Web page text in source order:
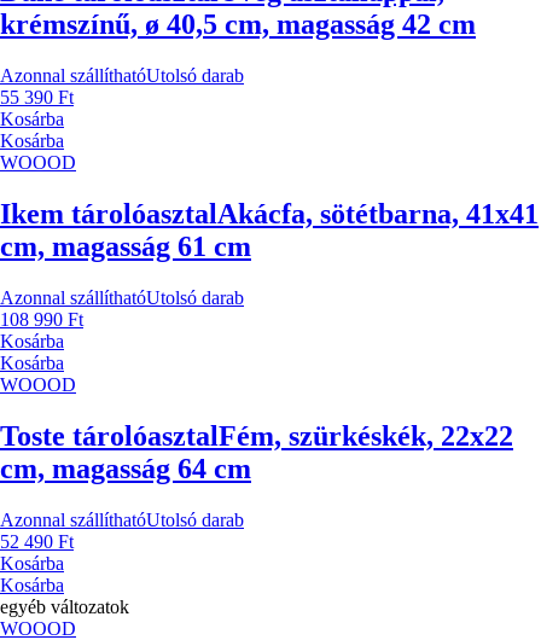
krémszínű, ø 40,5 cm, magasság 42 cm
Azonnal szállíthatóUtolsó darab
55 390 Ft
Kosárba
Kosárba
WOOOD
Ikem tárolóasztal Akácfa, sötétbarna, 41x41
cm, magasság 61 cm
Azonnal szállíthatóUtolsó darab
108 990 Ft
Kosárba
Kosárba
WOOOD
Toste tárolóasztalFém, szürkéskék, 22x22
cm, magasság 64 cm
Azonnal szállíthatóUtolsó darab
52 490 Ft
Kosárba
Kosárba
egyéb változatok
WOOOD